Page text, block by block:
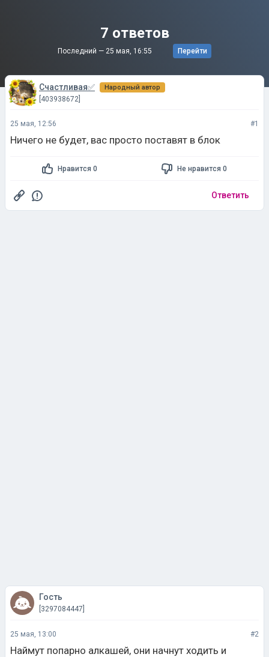
7 ответов
Последний — 25 мая, 16:55 Перейти
Счастливая✅ Народный автор
[403938672]
25 мая, 12:56 #1
Ничего не будет, вас просто поставят в блок
Нравится 0 Не нравится 0
Ответить
Гость
[3297084447]
25 мая, 13:00 #2
Наймут попарно алкашей, они начнут ходить и